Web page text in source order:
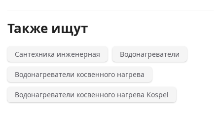
Также ищут
Сантехника инженерная Водонагреватели
Водонагреватели косвенного нагрева
Водонагреватели косвенного нагрева Kospel